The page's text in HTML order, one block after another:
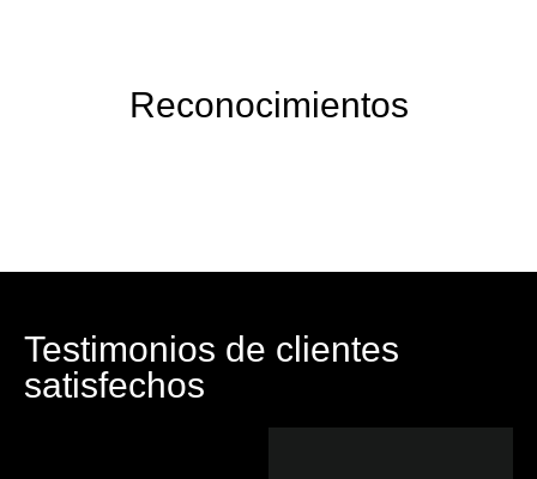
Reconocimientos
Testimonios de clientes
satisfechos